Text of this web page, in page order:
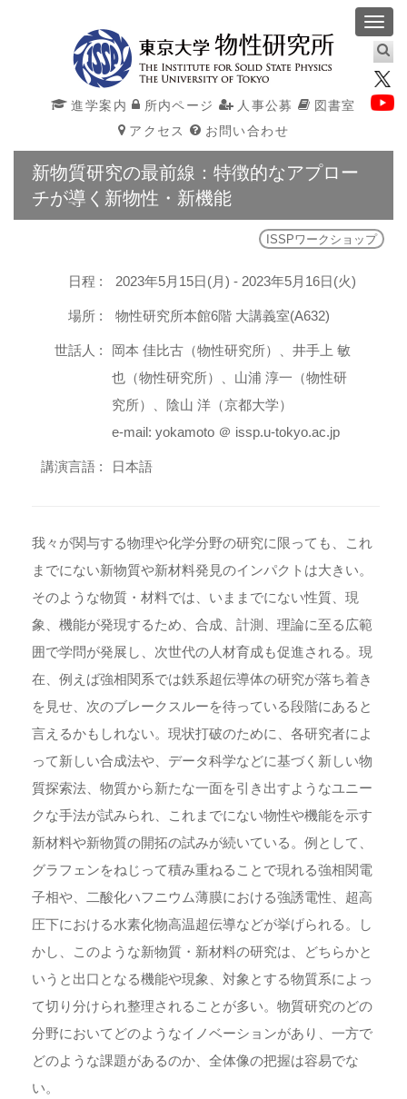
進学案内 所内ページ 人事公募
図書室
アクセス
お問い合わせ
新物質研究の最前線：特徴的なアプロー
チが導く新物性・新機能
ISSPワークショップ
日程 : 2023年5月15日(月) - 2023年5月16日(火)
場所 : 物性研究所本館6階 大講義室(A632)
世話人 :
岡本 佳比古（物性研究所）、井手上 敏
也（物性研究所）、山浦 淳一（物性研
究所）、陰山 洋（京都大学）
e-mail: yokamoto ＠ issp.u-tokyo.ac.jp
講演言語 : 日本語
我々が関与する物理や化学分野の研究に限っても、これ
までにない新物質や新材料発見のインパクトは大きい。
そのような物質・材料では、いままでにない性質、現
象、機能が発現するため、合成、計測、理論に至る広範
囲で学問が発展し、次世代の人材育成も促進される。現
在、例えば強相関系では鉄系超伝導体の研究が落ち着き
を見せ、次のブレークスルーを待っている段階にあると
言えるかもしれない。現状打破のために、各研究者によ
って新しい合成法や、データ科学などに基づく新しい物
質探索法、物質から新たな一面を引き出すようなユニー
クな手法が試みられ、これまでにない物性や機能を示す
新材料や新物質の開拓の試みが続いている。例として、
グラフェンをねじって積み重ねることで現れる強相関電
子相や、二酸化ハフニウム薄膜における強誘電性、超高
圧下における水素化物高温超伝導などが挙げられる。し
かし、このような新物質・新材料の研究は、どちらかと
いうと出口となる機能や現象、対象とする物質系によっ
て切り分けられ整理されることが多い。物質研究のどの
分野においてどのようなイノベーションがあり、一方で
どのような課題があるのか、全体像の把握は容易でな
い。